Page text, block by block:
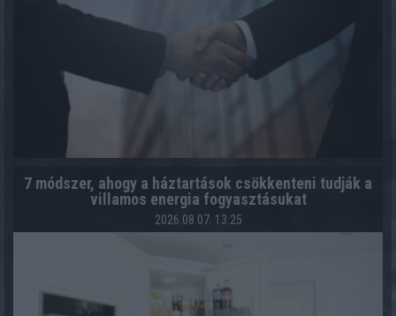
7 módszer, ahogy a háztartások csökkenteni tudják a
villamos energia fogyasztásukat
2026.08.07. 13:25